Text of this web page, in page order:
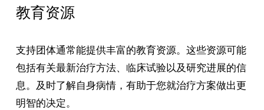
教育资源
支持团体通常能提供丰富的教育资源。这些资源可能
包括有关最新治疗方法、临床试验以及研究进展的信
息。及时了解自身病情，有助于您就治疗方案做出更
明智的决定。